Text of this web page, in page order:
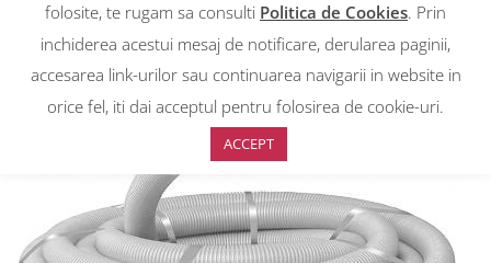
EUR
Prima pagină >Magazin>Tub flexibil (copex) ignifug, rezistenta 320N
cu fir de tragere, diametrul Φ20, 50 M
folosite, te rugam sa consulti Politica de Cookies. Prin
inchiderea acestui mesaj de notificare, derularea paginii,
accesarea link-urilor sau continuarea navigarii in website in
orice fel, iti dai acceptul pentru folosirea de cookie-uri.
ACCEPT